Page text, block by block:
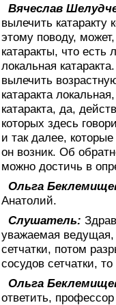
Вячеслав
вылечить
этому поводу,
катаракты, что есть
локальная
вылечить
катаракта
катаракта, да,
которых здесь
и так далее,
он возник. Об
можно достичь в
Ольга
Анатолий.
Слушатель:
уважаемая
сетчатки, потом
сосудов сетчатки,
Ольга
ответить,